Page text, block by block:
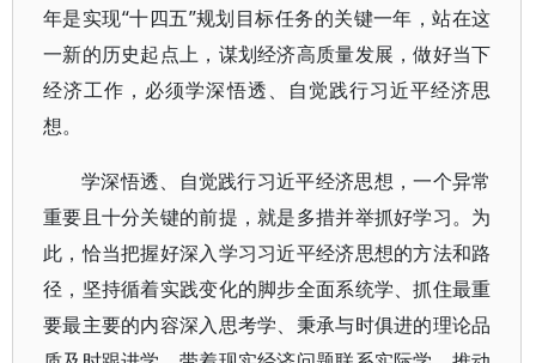
年是实现“十四五”规划目标任务的关键一年，站在这
一新的历史起点上，谋划经济高质量发展，做好当下
经济工作，必须学深悟透、自觉践行习近平经济思
想。
学深悟透、自觉践行习近平经济思想，一个异常
重要且十分关键的前提，就是多措并举抓好学习。为
此，恰当把握好深入学习习近平经济思想的方法和路
径，坚持循着实践变化的脚步全面系统学、抓住最重
要最主要的内容深入思考学、秉承与时俱进的理论品